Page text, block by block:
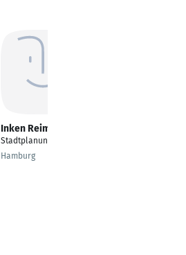
Inken Reimer
Stadtplanung
Hamburg